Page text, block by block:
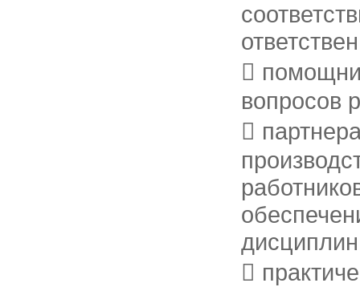

вопросов

